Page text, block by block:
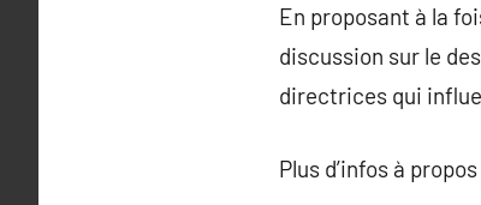
En proposant à la
discussion sur le
directrices qui
Plus d’infos à